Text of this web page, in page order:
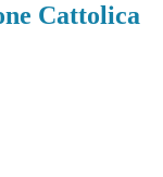
Cattolica